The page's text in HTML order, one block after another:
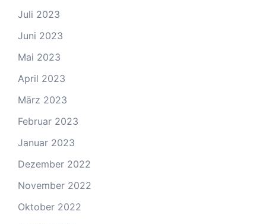
Juli 2023
Juni 2023
Mai 2023
April 2023
März 2023
Februar 2023
Januar 2023
Dezember 2022
November 2022
Oktober 2022